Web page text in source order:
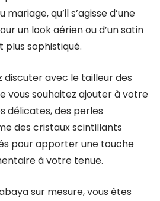
qu’il s’agisse d’une
un look aérien ou d’un satin
plus sophistiqué.
discuter avec le tailleur des
vous souhaitez ajouter à votre
délicates, des perles
des cristaux scintillants
pour apporter une touche
à votre tenue.
sur mesure, vous êtes